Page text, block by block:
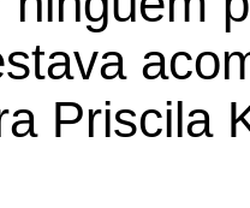
Priscila